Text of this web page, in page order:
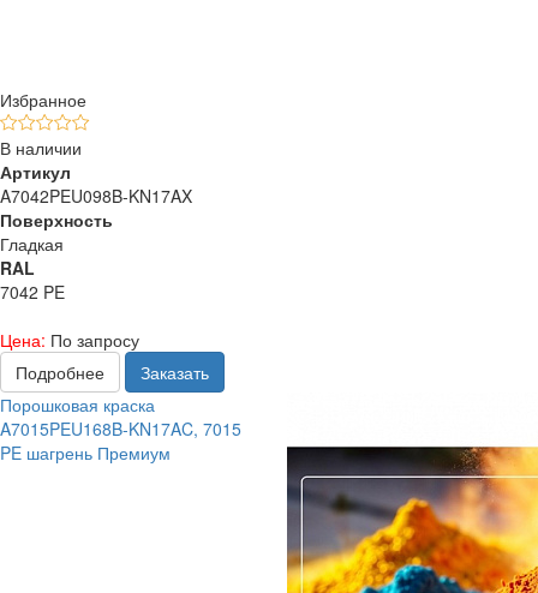
Избранное
В наличии
Артикул
A7042PEU098B-KN17AX
Поверхность
Гладкая
RAL
7042 PE
Цена: По запросу
Подробнее
Заказать
Порошковая краска
A7015PEU168B-KN17AC, 7015
PE шагрень Премиум